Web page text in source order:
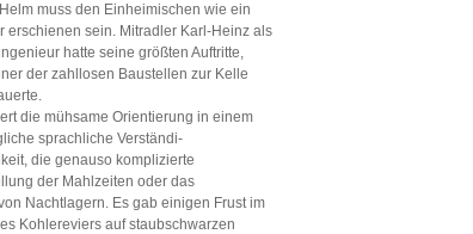
muss den Einheimischen wie ein
erschienen sein. Mitradler Karl-Heinz als
hatte seine größten Auftritte,
der zahllosen Baustellen zur Kelle
die mühsame Orientierung in einem
sprachliche Verständi-
die genauso komplizierte
der Mahlzeiten oder das
Nachtlagern. Es gab einigen Frust im
Kohlereviers auf staubschwarzen